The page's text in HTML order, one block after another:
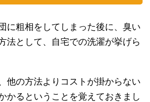
に粗相をしてしまった後に、臭い
法として、自宅での洗濯が挙げら
他の方法よりコストが掛からない
かるということを覚えておきまし